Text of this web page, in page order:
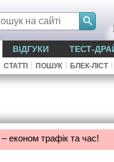
ВІДГУКИ ТЕСТ-
СТАТТІ ПОШУК БЛЕК-ЛІСТ
– економ трафік та час!